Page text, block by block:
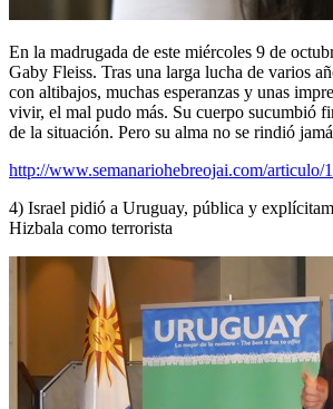
En la madrugada de este miércoles 9 de
Gaby Fleiss. Tras una larga lucha de varios
con altibajos, muchas esperanzas y unas
vivir, el mal pudo más. Su cuerpo sucumbió
de la situación. Pero su alma no se rindió
http://www.semanariohebreojai.com/articulo/
4) Israel pidió a Uruguay, pública y
Hizbala como terrorista